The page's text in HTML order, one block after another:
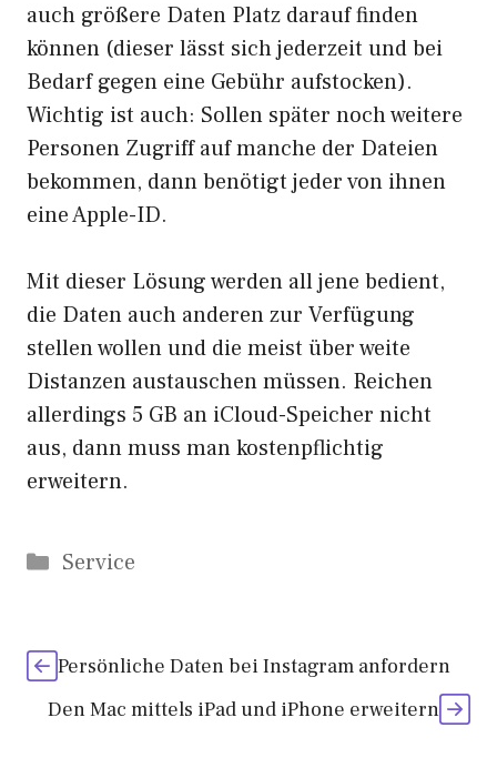
auch größere Daten Platz darauf finden
können (dieser lässt sich jederzeit und bei
Bedarf gegen eine Gebühr aufstocken).
Wichtig ist auch: Sollen später noch weitere
Personen Zugriff auf manche der Dateien
bekommen, dann benötigt jeder von ihnen
eine Apple-ID.
Mit dieser Lösung werden all jene bedient,
die Daten auch anderen zur Verfügung
stellen wollen und die meist über weite
Distanzen austauschen müssen. Reichen
allerdings 5 GB an iCloud-Speicher nicht
aus, dann muss man kostenpflichtig
erweitern.
Kategorien
Service
Persönliche Daten bei Instagram anfordern
Den Mac mittels iPad und iPhone erweitern